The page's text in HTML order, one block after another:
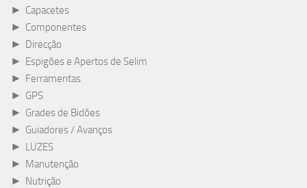
► Capacetes
► Componentes
► Direcção
► Espigões e Apertos de Selim
► Ferramentas
► GPS
► Grades de Bidões
► Guiadores / Avanços
► LUZES
► Manutenção
► Nutrição